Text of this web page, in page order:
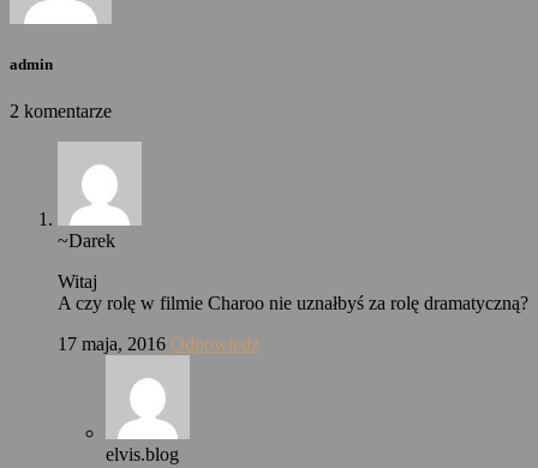
admin
2 komentarze
~Darek
Witaj
A czy rolę w filmie Charoo nie uznałbyś za rolę dramatyczną?
17 maja, 2016 Odpowiedz
elvis.blog